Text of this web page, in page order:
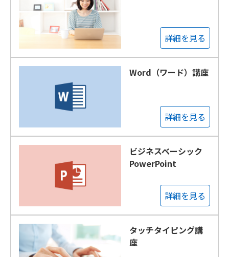
詳細を見る
Word（ワード）講座
詳細を見る
ビジネスベーシック
PowerPoint
詳細を見る
タッチタイピング講
座